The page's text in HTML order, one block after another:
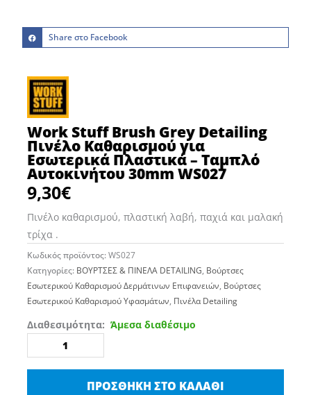
Share στο Facebook
Work Stuff Brush Grey Detailing
Πινέλο Καθαρισμού για
Εσωτερικά Πλαστικά – Ταμπλό
Αυτοκινήτου 30mm WS027
9,30€
Πινέλο καθαρισμού, πλαστική λαβή, παχιά και μαλακή
τρίχα .
Κωδικός προϊόντος:WS027
Κατηγορίες: BΟΥΡΤΣΕΣ & ΠΙΝΕΛΑ DETAILING, Βούρτσες
Εσωτερικού Καθαρισμού Δερμάτινων Επιφανειών, Βούρτσες
Εσωτερικού Καθαρισμού Υφασμάτων, Πινέλα Detailing
Διαθεσιμότητα: Άμεσα διαθέσιμο
Work
Brush
ΠΡΟΣΘΉΚΗ ΣΤΟ ΚΑΛΆΘΙ